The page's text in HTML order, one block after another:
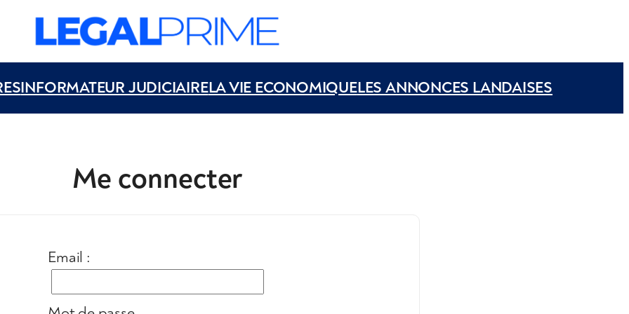
INFORMATEUR JUDICIAIRELA VIE ECONOMIQUELES ANNONCES LANDAISES
Me connecter
Email :